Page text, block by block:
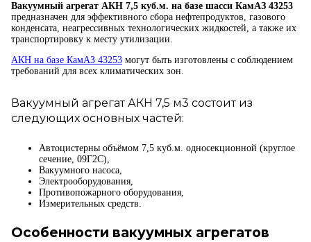
Вакуумный агрегат АКН 7,5 куб.м. на базе шасси КамАЗ 43253
предназначен для эффективного сбора нефтепродуктов, газового
конденсата, неагрессивных технологических жидкостей, а также их
транспортировку к месту утилизации.
АКН на базе КамАЗ 43253 могут быть изготовлены с соблюдением
требований для всех климатических зон.
Вакуумный агрегат АКН 7,5 м3 состоит из
следующих основных частей:
Автоцистерны объёмом 7,5 куб.м. односекционной (круглое
сечение, 09Г2С),
Вакуумного насоса,
Электрооборудования,
Противопожарного оборудования,
Измерительных средств.
Особенности вакуумных агрегатов